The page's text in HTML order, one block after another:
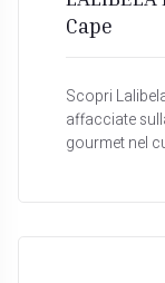
Cape
Scopri
affacciate
gourmet nel